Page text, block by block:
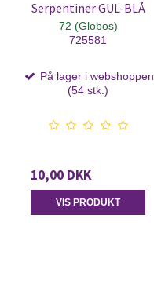
Serpentiner GUL-BLÅ
72 (Globos)
725581
På lager i webshoppen
(54 stk.)
10,00 DKK
VIS PRODUKT